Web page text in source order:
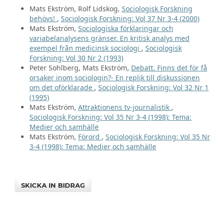
Mats Ekström, Rolf Lidskog, Sociologisk Forskning
behövs! , Sociologisk Forskning: Vol 37 Nr 3-4 (2000)
Mats Ekström, Sociologiska förklaringar och
variabelanalysens gränser. En kritisk analys med
exempel från medicinsk sociologi , Sociologisk
Forskning: Vol 30 Nr 2 (1993)
Peter Sohlberg, Mats Ekström, Debatt. Finns det för få
orsaker inom sociologin?- En replik till diskussionen
om det oförklarade , Sociologisk Forskning: Vol 32 Nr 1
(1995)
Mats Ekström, Attraktionens tv-journalistik ,
Sociologisk Forskning: Vol 35 Nr 3-4 (1998): Tema:
Medier och samhälle
Mats Ekström, Förord , Sociologisk Forskning: Vol 35 Nr
3-4 (1998): Tema: Medier och samhälle
SKICKA IN BIDRAG